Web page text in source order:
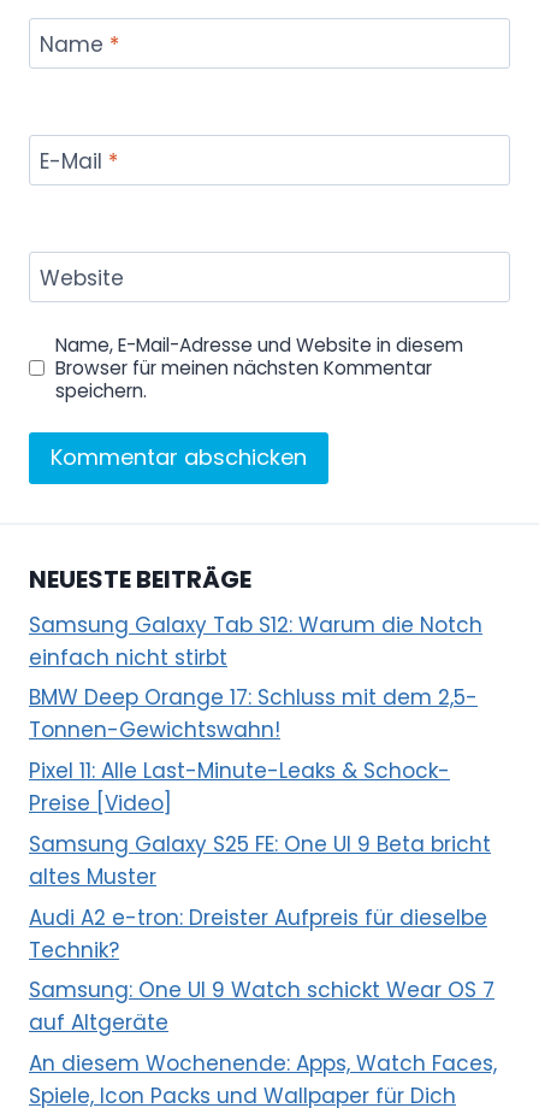
Name *
E-Mail *
Website
Name, E-Mail-Adresse und Website in diesem
Browser für meinen nächsten Kommentar
speichern.
NEUESTE BEITRÄGE
Samsung Galaxy Tab S12: Warum die Notch
einfach nicht stirbt
BMW Deep Orange 17: Schluss mit dem 2,5-
Tonnen-Gewichtswahn!
Pixel 11: Alle Last-Minute-Leaks & Schock-
Preise [Video]
Samsung Galaxy S25 FE: One UI 9 Beta bricht
altes Muster
Audi A2 e-tron: Dreister Aufpreis für dieselbe
Technik?
Samsung: One UI 9 Watch schickt Wear OS 7
auf Altgeräte
An diesem Wochenende: Apps, Watch Faces,
Spiele, Icon Packs und Wallpaper für Dich